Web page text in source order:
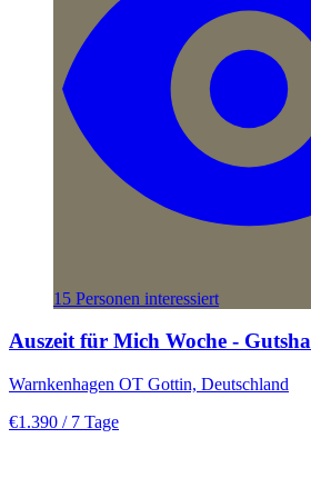
15 Personen interessiert
Auszeit für Mich Woche -
Warnkenhagen OT Gottin, Deutschland
€1.390 / 7 Tage